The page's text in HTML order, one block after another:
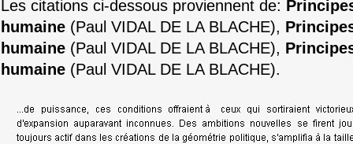
Les citations ci-dessous proviennent de:
humaine(Paul VIDAL DE LA BLACHE),
humaine(Paul VIDAL DE LA BLACHE),
humaine(Paul VIDAL DE LA BLACHE).